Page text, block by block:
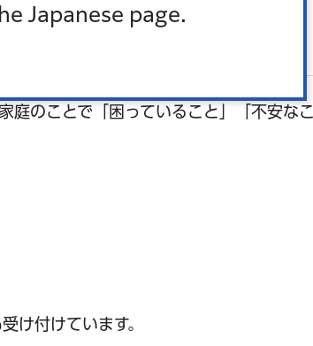
Japanese page.
庭のことで「困っていること」「不安なこ
け付けています。